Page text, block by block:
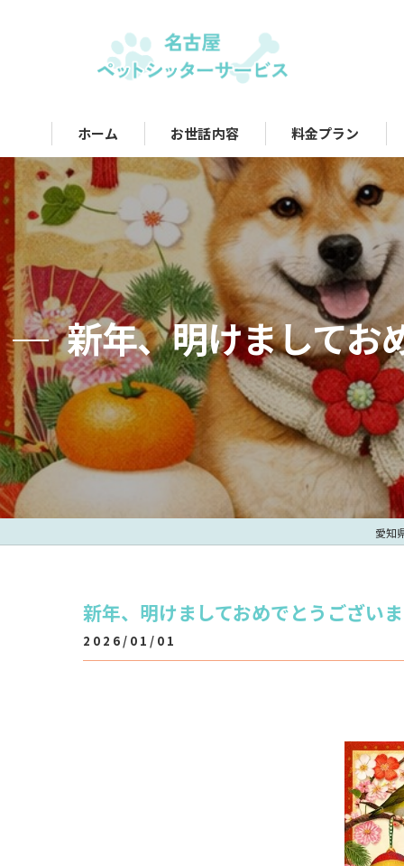
ホーム お世話内容 料金プラン
新年、明けましてお
愛知
新年、明けましておめでとうござい
2026/01/01